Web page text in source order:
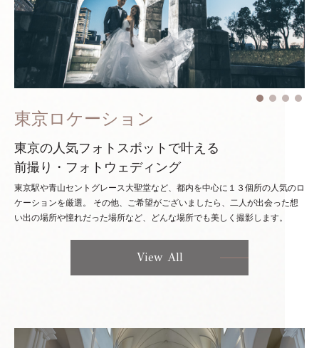
東京ロケーション
東京の人気フォトスポットで叶える
前撮り・フォトウェディング
東京駅や青山セントグレース大聖堂など、都内を中心に１３個所の人気のロ
ケーションを厳選。 その他、ご希望がございましたら、二人が出会った想
い出の場所や憧れだった場所など、どんな場所でも美しく撮影します。
View All